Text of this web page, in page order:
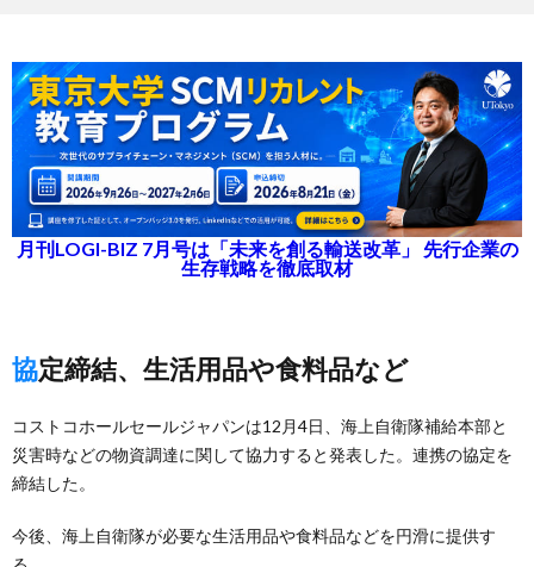
月刊LOGI-BIZ 7月号は「未来を創る輸送改革」 先行企業の
生存戦略を徹底取材
協定締結、生活用品や食料品など
コストコホールセールジャパンは12月4日、海上自衛隊補給本部と
災害時などの物資調達に関して協力すると発表した。連携の協定を
締結した。
今後、海上自衛隊が必要な生活用品や食料品などを円滑に提供す